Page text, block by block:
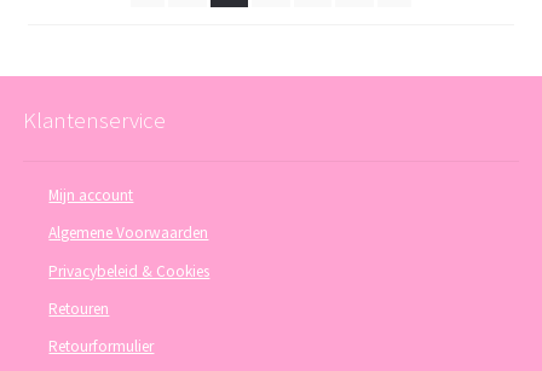
Klantenservice
Mijn account
Algemene Voorwaarden
Privacybeleid & Cookies
Retouren
Retourformulier